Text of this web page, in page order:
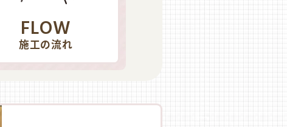
FLOW
施工の流れ